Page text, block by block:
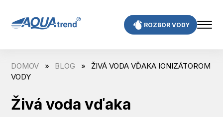
content
ROZBOR VODY
DOMOV » BLOG »
ŽIVÁ VODA VĎAKA IONIZÁTOROM
VODY
Živá voda vďaka